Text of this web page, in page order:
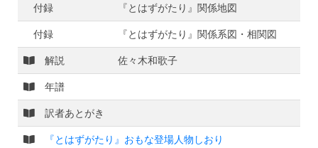
付録
『とはずがたり』関係地図
付録
『とはずがたり』関係系図・相関図
解説
佐々木和歌子
年譜
訳者あとがき
『とはずがたり』おもな登場人物しおり